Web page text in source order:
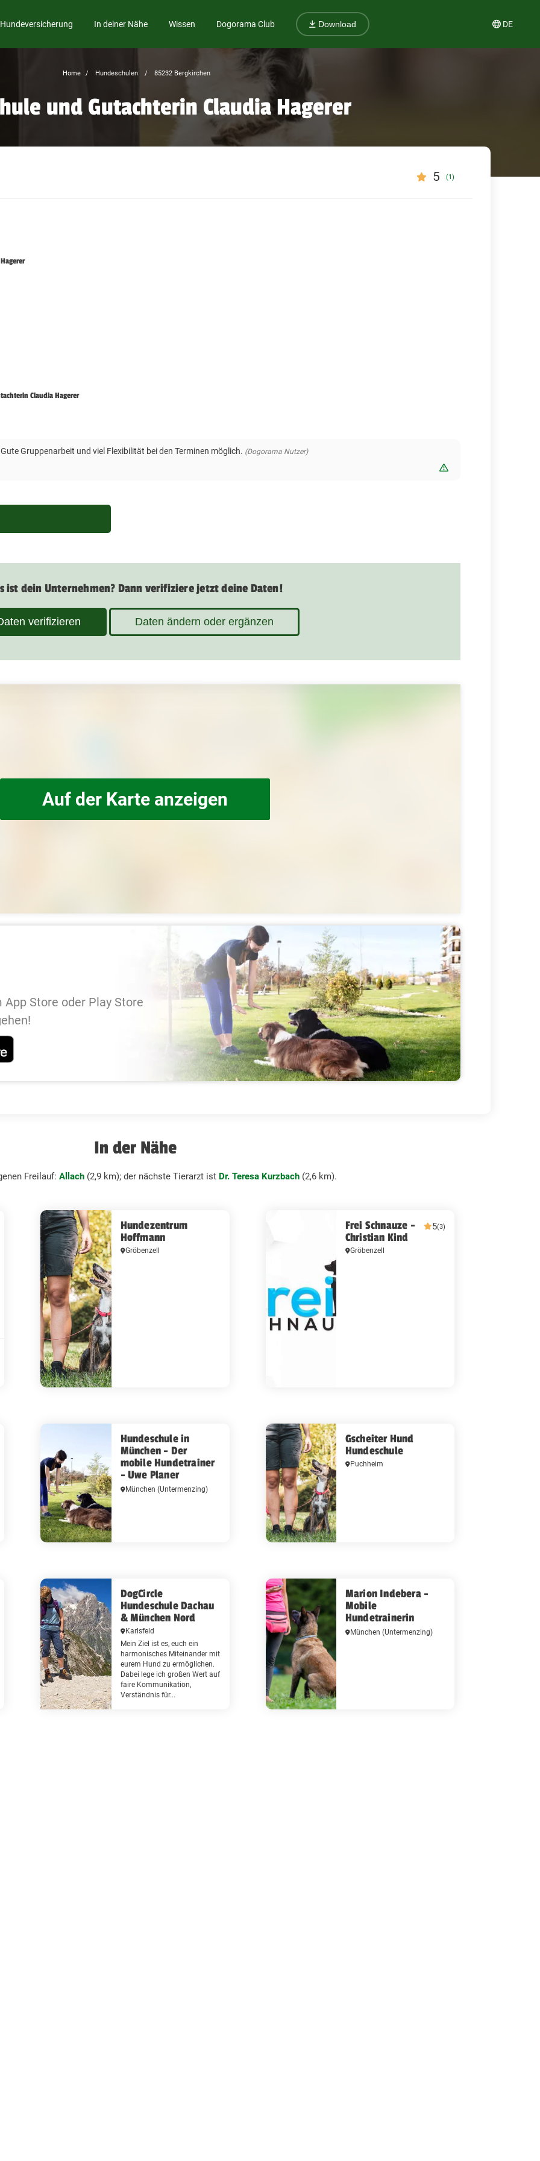
Hundeversicherung In deiner Nähe Wissen Dogorama Club Download DE
Home Hundeschulen 85232 Bergkirchen
und Gutachterin Claudia Hagerer
5 (1)
Claudia Hagerer
Gruppenarbeit und viel Flexibilität bei den Terminen möglich. (Dogorama Nutzer)
Bewertung melden
ist dein Unternehmen? Dann verifiziere jetzt deine Daten!
verifizieren Daten ändern oder ergänzen
Auf der Karte anzeigen
Store oder Play Store
In der Nähe
Freilauf: Allach (2,9 km); der nächste Tierarzt ist Dr. Teresa Kurzbach (2,6 km).
Hundezentrum
Hoffmann
Gröbenzell
Frei Schnauze -
Christian Kind
5(3)
Gröbenzell
Hundeschule in
München - Der
mobile Hundetrainer
- Uwe Planer
München (Untermenzing)
Gscheiter Hund
Hundeschule
Puchheim
DogCircle
Hundeschule Dachau
& München Nord
Karlsfeld
Mein Ziel ist es, euch ein
harmonisches Miteinander mit
eurem Hund zu ermöglichen.
Dabei lege ich großen Wert auf
faire Kommunikation,
Verständnis für...
Marion Indebera -
Mobile
Hundetrainerin
München (Untermenzing)